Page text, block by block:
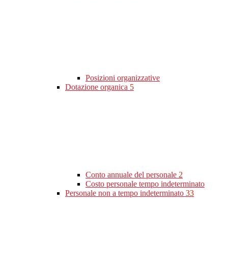
Posizioni organizzative
Dotazione organica 5
Conto annuale del personale 2
Costo personale tempo indeterminato
Personale non a tempo indeterminato 33